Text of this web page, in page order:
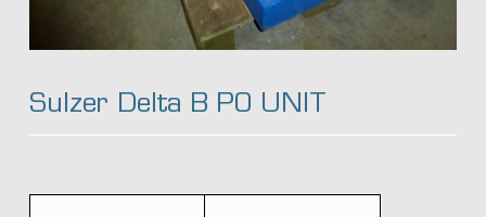
Sulzer Delta B PO UNIT